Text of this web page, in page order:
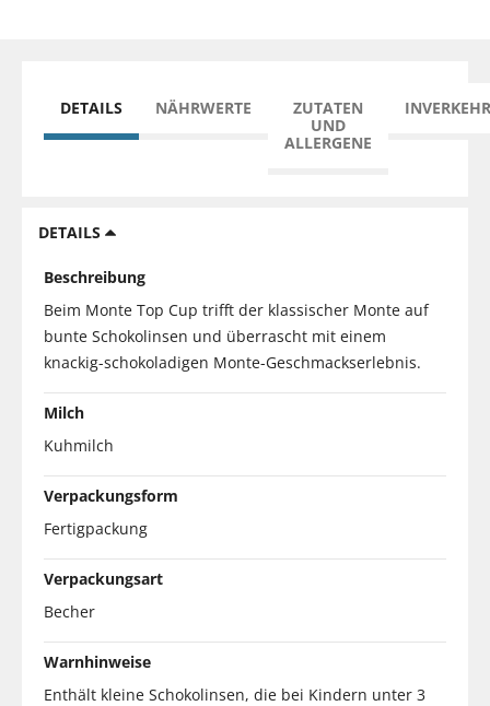
DETAILS NÄHRWERTE
ZUTATEN
UND
ALLERGENE
DETAILS
Beschreibung
Beim Monte Top Cup trifft der klassischer Monte auf
bunte Schokolinsen und überrascht mit einem
knackig-schokoladigen Monte-Geschmackserlebnis.
Milch
Kuhmilch
Verpackungsform
Fertigpackung
Verpackungsart
Becher
Warnhinweise
Enthält kleine Schokolinsen, die bei Kindern unter 3